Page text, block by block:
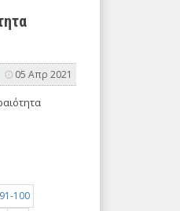
05 Απρ 2021
91-100